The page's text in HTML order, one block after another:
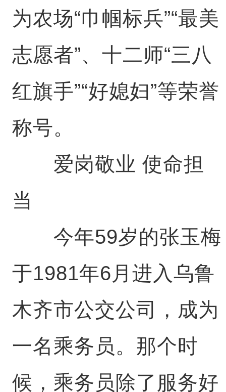
为农场“巾帼标兵”“最美
志愿者”、十二师“三八
红旗手”“好媳妇”等荣誉
称号。
爱岗敬业 使命担
当
今年59岁的张玉梅
于1981年6月进入乌鲁
木齐市公交公司，成为
一名乘务员。那个时
候，乘务员除了服务好